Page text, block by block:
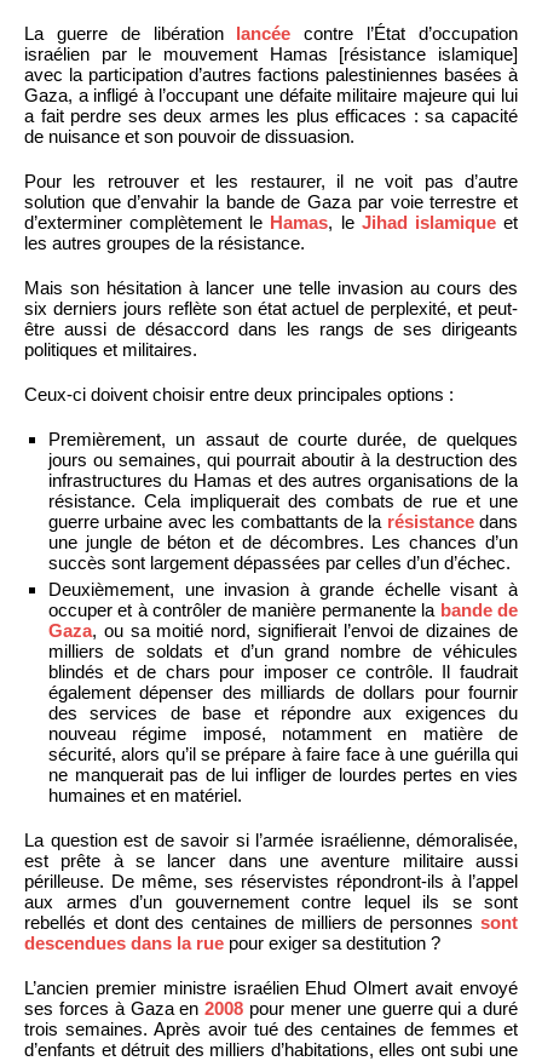
La guerre de libération lancée contre l’État d’occupation
israélien par le mouvement Hamas [résistance islamique]
avec la participation d’autres factions palestiniennes basées à
Gaza, a infligé à l’occupant une défaite militaire majeure qui lui
a fait perdre ses deux armes les plus efficaces : sa capacité
de nuisance et son pouvoir de dissuasion.
Pour les retrouver et les restaurer, il ne voit pas d’autre
solution que d’envahir la bande de Gaza par voie terrestre et
d’exterminer complètement le Hamas, le Jihad islamiqueet
les autres groupes de la résistance.
Mais son hésitation à lancer une telle invasion au cours des
six derniers jours reflète son état actuel de perplexité, et peut-
être aussi de désaccord dans les rangs de ses dirigeants
politiques et militaires.
Ceux-ci doivent choisir entre deux principales options :
Premièrement, un assaut de courte durée, de quelques
jours ou semaines, qui pourrait aboutir à la destruction des
infrastructures du Hamas et des autres organisations de la
résistance. Cela impliquerait des combats de rue et une
guerre urbaine avec les combattants de la résistancedans
une jungle de béton et de décombres. Les chances d’un
succès sont largement dépassées par celles d’un d’échec.
Deuxièmement, une invasion à grande échelle visant à
occuper et à contrôler de manière permanente la bande de
Gaza, ou sa moitié nord, signifierait l’envoi de dizaines de
milliers de soldats et d’un grand nombre de véhicules
blindés et de chars pour imposer ce contrôle. Il faudrait
également dépenser des milliards de dollars pour fournir
des services de base et répondre aux exigences du
nouveau régime imposé, notamment en matière de
sécurité, alors qu’il se prépare à faire face à une guérilla qui
ne manquerait pas de lui infliger de lourdes pertes en vies
humaines et en matériel.
La question est de savoir si l’armée israélienne, démoralisée,
est prête à se lancer dans une aventure militaire aussi
périlleuse. De même, ses réservistes répondront-ils à l’appel
aux armes d’un gouvernement contre lequel ils se sont
rebellés et dont des centaines de milliers de personnes sont
descendues dans la rue pour exiger sa destitution ?
L’ancien premier ministre israélien Ehud Olmert avait envoyé
ses forces à Gaza en2008 pour mener une guerre qui a duré
trois semaines. Après avoir tué des centaines de femmes et
d’enfants et détruit des milliers d’habitations, elles ont subi une